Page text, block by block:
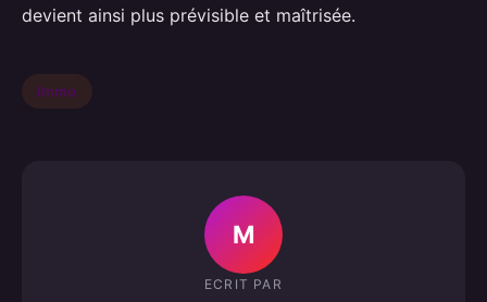
devient ainsi plus prévisible et maîtrisée.
Immo
M
ECRIT PAR